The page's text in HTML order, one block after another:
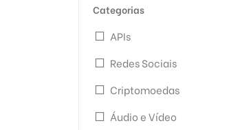
Categorias
APIs
Redes Sociais
Criptomoedas
Áudio e Vídeo